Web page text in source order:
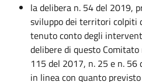
la delibera n. 54 del 2019,
sviluppo dei territori colpiti
tenuto conto degli
delibere di questo
115 del 2017, n. 25 e n.
in linea con quanto